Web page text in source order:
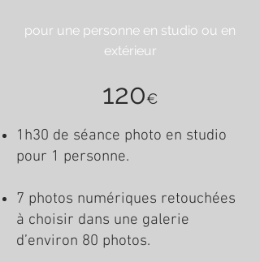
pour une personne en studio ou en
extérieur
120€
1h30 de séance photo en studio
pour 1 personne.
7 photos numériques retouchées
à choisir dans une galerie
d’environ 80 photos.